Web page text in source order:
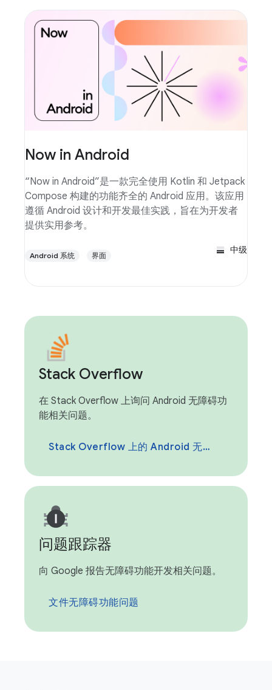
Now in Android
“Now in Android”是一款完全使用 Kotlin 和 Jetpack
Compose 构建的功能齐全的 Android 应用。该应用
遵循 Android 设计和开发最佳实践，旨在为开发者
提供实用参考。
Android 系统 界面
中级
Stack Overflow
在 Stack Overflow 上询问 Android 无障碍功
能相关问题。
Stack Overflow 上的 Android 无障碍功能
问题跟踪器
向 Google 报告无障碍功能开发相关问题。
文件无障碍功能问题